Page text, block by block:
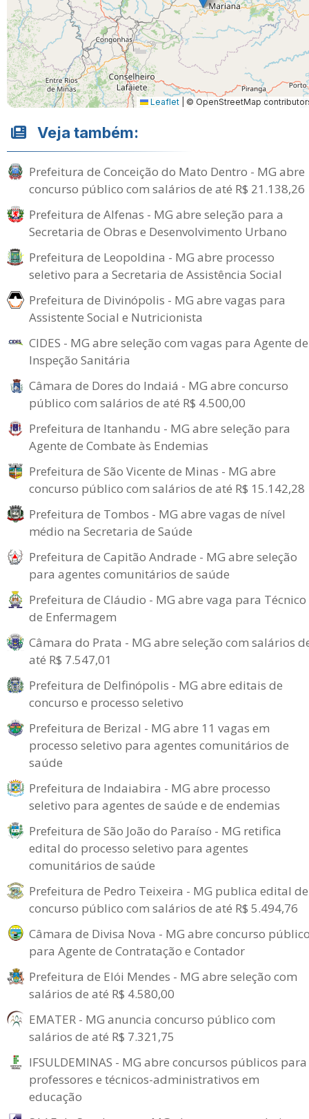
Leaflet © OpenStreetMap
Veja também:
Prefeitura de Conceição do Mato Dentro - MG abre
concurso público com salários de até R$ 21.138,26
Prefeitura de Alfenas - MG abre seleção para a
Secretaria de Obras e Desenvolvimento Urbano
Prefeitura de Leopoldina - MG abre processo
seletivo para a Secretaria de Assistência Social
Prefeitura de Divinópolis - MG abre vagas para
Assistente Social e Nutricionista
CIDES - MG abre seleção com vagas para Agente de
Inspeção Sanitária
Câmara de Dores do Indaiá - MG abre concurso
público com salários de até R$ 4.500,00
Prefeitura de Itanhandu - MG abre seleção para
Agente de Combate às Endemias
Prefeitura de São Vicente de Minas - MG abre
concurso público com salários de até R$ 15.142,28
Prefeitura de Tombos - MG abre vagas de nível
médio na Secretaria de Saúde
Prefeitura de Capitão Andrade - MG abre seleção
para agentes comunitários de saúde
Prefeitura de Cláudio - MG abre vaga para Técnico
de Enfermagem
Câmara do Prata - MG abre seleção com salários
até R$ 7.547,01
Prefeitura de Delfinópolis - MG abre editais de
concurso e processo seletivo
Prefeitura de Berizal - MG abre 11 vagas em
processo seletivo para agentes comunitários de
saúde
Prefeitura de Indaiabira - MG abre processo
seletivo para agentes de saúde e de endemias
Prefeitura de São João do Paraíso - MG retifica
edital do processo seletivo para agentes
comunitários de saúde
Prefeitura de Pedro Teixeira - MG publica edital de
concurso público com salários de até R$ 5.494,76
Câmara de Divisa Nova - MG abre concurso
para Agente de Contratação e Contador
Prefeitura de Elói Mendes - MG abre seleção com
salários de até R$ 4.580,00
EMATER - MG anuncia concurso público com
salários de até R$ 7.321,75
IFSULDEMINAS - MG abre concursos públicos para
professores e técnicos-administrativos em
educação